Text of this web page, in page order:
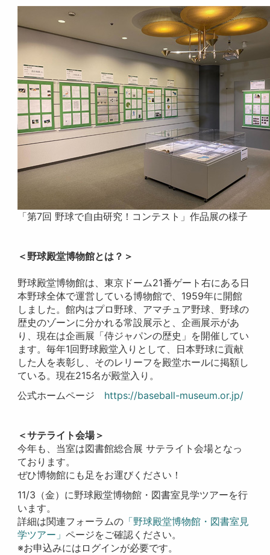
「第7回 野球で自由研究！コンテスト」作品展の様子
＜野球殿堂博物館とは？＞
野球殿堂博物館は、東京ドーム21番ゲート右にある日
本野球全体で運営している博物館で、1959年に開館
しました。館内はプロ野球、アマチュア野球、野球の
歴史のゾーンに分かれる常設展示と、企画展示があ
り、現在は企画展「侍ジャパンの歴史」を開催してい
ます。毎年1回野球殿堂入りとして、日本野球に貢献
した人を表彰し、そのレリーフを殿堂ホールに掲額し
ている。現在215名が殿堂入り。
公式ホームページ https://baseball-museum.or.jp/
＜サテライト会場＞
今年も、当室は図書館総合展 サテライト会場となっ
ております。
ぜひ博物館にも足をお運びください！
11/3（金）に野球殿堂博物館・図書室見学ツアーを行
います。
詳細は関連フォーラムの 「野球殿堂博物館・図書室見
学ツアー」ページをご確認ください。
※お申込みにはログインが必要です。